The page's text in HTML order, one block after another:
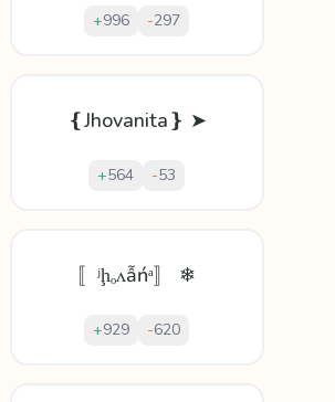
+996 -297
❴Jhovanita❵ ➤
+564 -53
〚ʲḩₒʌẫńᵃ〛 ❄
+929 -620